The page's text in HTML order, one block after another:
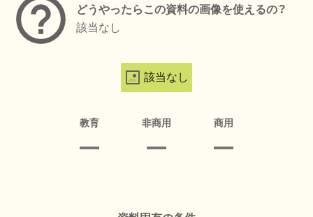
どうやったらこの資料の画像を使えるの？
該当なし
該当なし
教育 非商用 商用